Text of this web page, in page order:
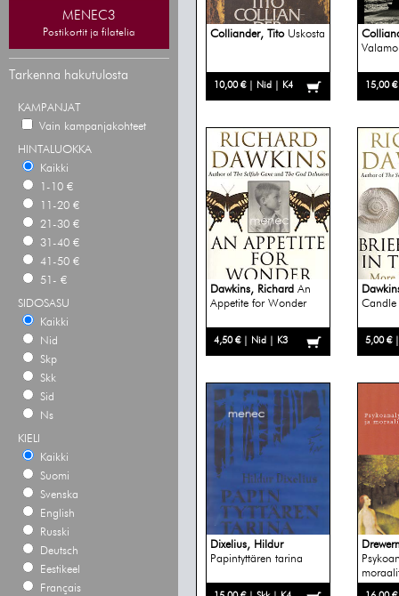
MENEC3
Postikortit ja filatelia
Tarkenna hakutulosta
KAMPANJAT
Vain kampanjakohteet
HINTALUOKKA
Kaikki
1-10 €
11-20 €
21-30 €
31-40 €
41-50 €
51- €
SIDOSASU
Kaikki
Nid
Skp
Skk
Sid
Ns
KIELI
Kaikki
Suomi
Svenska
English
Russki
Deutsch
Eestikeel
Français
Colliander, Tito Uskosta
10,00 € | Nid | K4
Valamo
15,00
Dawkins, Richard An
Appetite for Wonder
4,50 € | Nid | K3
Candle
5,00 €
Dixelius, Hildur
Papintyttären tarina